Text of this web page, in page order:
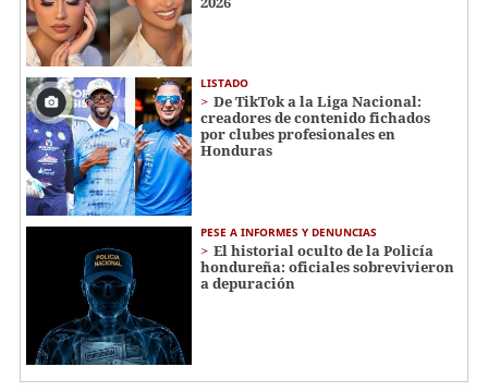
LISTADO
De TikTok a la Liga Nacional:
creadores de contenido fichados
por clubes profesionales en
Honduras
PESE A INFORMES Y DENUNCIAS
El historial oculto de la Policía
hondureña: oficiales sobrevivieron
a depuración